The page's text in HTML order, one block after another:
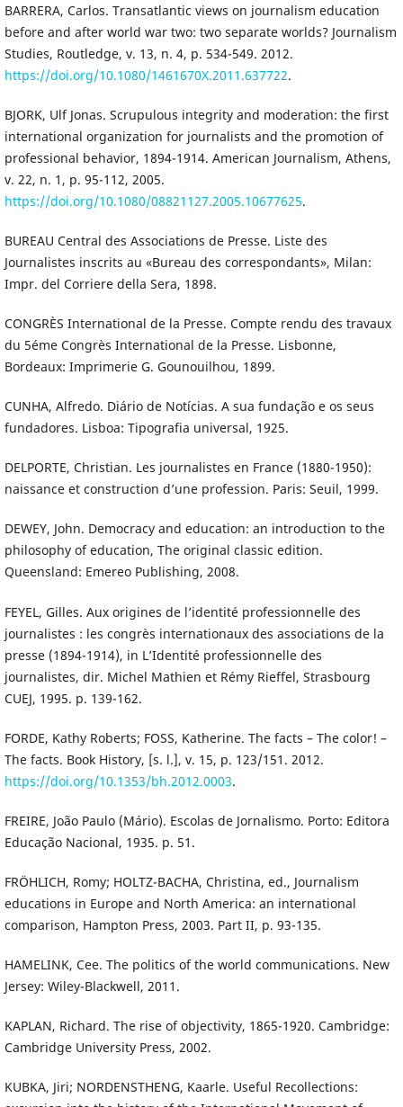
BARRERA, Carlos. Transatlantic views on journalism education
before and after world war two: two separate worlds? Journalism
Studies, Routledge, v. 13, n. 4, p. 534-549. 2012.
https://doi.org/10.1080/1461670X.2011.637722.
BJORK, Ulf Jonas. Scrupulous integrity and moderation: the first
international organization for journalists and the promotion of
professional behavior, 1894-1914. American Journalism, Athens,
v. 22, n. 1, p. 95-112, 2005.
https://doi.org/10.1080/08821127.2005.10677625.
BUREAU Central des Associations de Presse. Liste des
Journalistes inscrits au «Bureau des correspondants», Milan:
Impr. del Corriere della Sera, 1898.
CONGRÈS International de la Presse. Compte rendu des travaux
du 5éme Congrès International de la Presse. Lisbonne,
Bordeaux: Imprimerie G. Gounouilhou, 1899.
CUNHA, Alfredo. Diário de Notícias. A sua fundação e os seus
fundadores. Lisboa: Tipografia universal, 1925.
DELPORTE, Christian. Les journalistes en France (1880-1950):
naissance et construction d’une profession. Paris: Seuil, 1999.
DEWEY, John. Democracy and education: an introduction to the
philosophy of education, The original classic edition.
Queensland: Emereo Publishing, 2008.
FEYEL, Gilles. Aux origines de l’identité professionnelle des
journalistes : les congrès internationaux des associations de la
presse (1894-1914), in L’Identité professionnelle des
journalistes, dir. Michel Mathien et Rémy Rieffel, Strasbourg
CUEJ, 1995. p. 139-162.
FORDE, Kathy Roberts; FOSS, Katherine. The facts – The color! –
The facts. Book History, [s. l.], v. 15, p. 123/151. 2012.
https://doi.org/10.1353/bh.2012.0003.
FREIRE, João Paulo (Mário). Escolas de Jornalismo. Porto: Editora
Educação Nacional, 1935. p. 51.
FRÖHLICH, Romy; HOLTZ-BACHA, Christina, ed., Journalism
educations in Europe and North America: an international
comparison, Hampton Press, 2003. Part II, p. 93-135.
HAMELINK, Cee. The politics of the world communications. New
Jersey: Wiley-Blackwell, 2011.
KAPLAN, Richard. The rise of objectivity, 1865-1920. Cambridge:
Cambridge University Press, 2002.
KUBKA, Jiri; NORDENSTHENG, Kaarle. Useful Recollections: